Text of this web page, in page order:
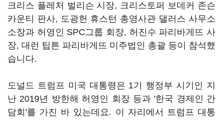
크리스 플레처 벌리슨 시장, 크리스토퍼 보데커 존슨
카운티 판사, 도광헌 휴스턴 총영사관 댈러스 사무소
소장과 허영인 SPC그룹 회장, 허진수 파리바게뜨 사
장, 대런 팁튼 파리바게뜨 미주법인 총괄 등이 참석했
습니다.
도널드 트럼프 미국 대통령은 1기 행정부 시기인 지
난 2019년 방한해 허영인 회장 등과 '한국 경제인 간
담회'를 가진 바 있는데요. 이 자리에서 트럼프 대통